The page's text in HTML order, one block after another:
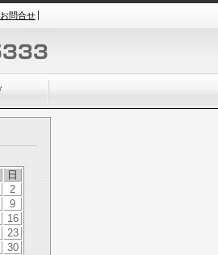
お問合せ
日
2
9
16
23
30